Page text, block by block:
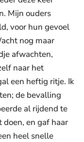
Mijn ouders
voor hun gevoel
nog maar
afwachten,
naar het
een heftig ritje. Ik
de bevalling
al rijdend te
en gaf haar
heel snelle